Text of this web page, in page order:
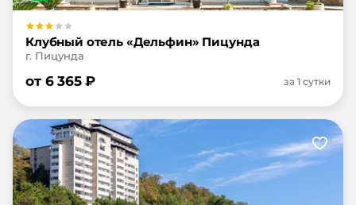
Клубный отель «Дельфин» Пицунда
г. Пицунда
от 6 365₽ за 1 сутки